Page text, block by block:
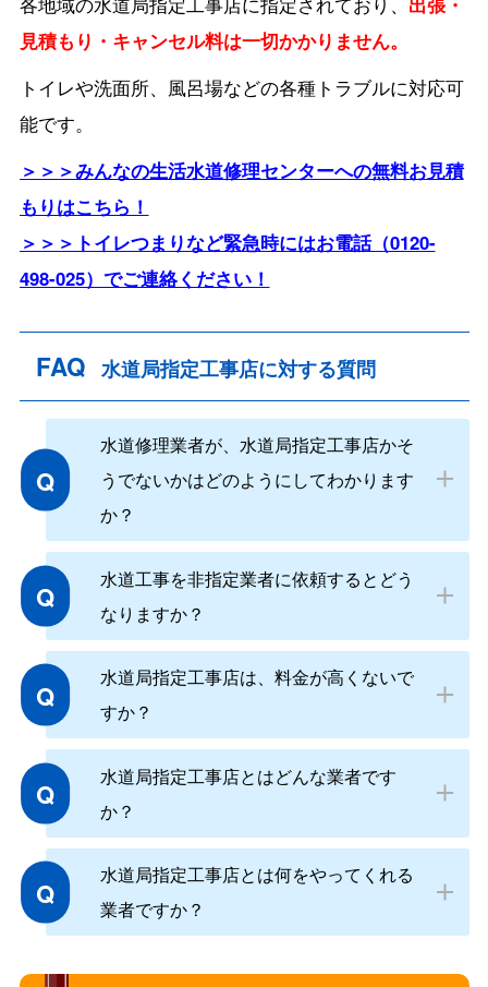
見積もり・キャンセル料は一切かかりません。
トイレや洗面所、風呂場などの各種トラブルに対応可
能です。
＞＞＞みんなの生活水道修理センターへの無料お見積
もりはこちら！
＞＞＞トイレつまりなど緊急時にはお電話（0120-
498-025）でご連絡ください！
FAQ 水道局指定工事店に対する質問
Q
水道修理業者が、水道局指定工事店かそ
うでないかはどのようにしてわかります
か？
Q
水道工事を非指定業者に依頼するとどう
なりますか？
Q
水道局指定工事店は、料金が高くないで
すか？
Q
水道局指定工事店とはどんな業者です
か？
Q
水道局指定工事店とは何をやってくれる
業者ですか？